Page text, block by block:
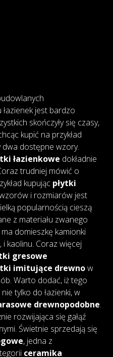
jest bardzo
skończyły się czasy,
kupić na przykład
dwa dostępne wzory.
łazienkowe dokładnie
trudniej mówić o
kupując płytki
i rozmiarów jest
popularnością cieszą
z materiału zwanego
domieszkę kamionki
i kaolinu. Coraz więcej
gresowe
imitujące drewnow
Warto dodać, iż tego
tylko do łazienki, w
drewnopodobne.
rozwijająca się gałąź
Świetnie sprzedają się
, jedna z
ceramika